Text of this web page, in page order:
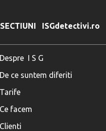
SECTIUNI ISGdetectivi.ro
Despre  I S G
De ce suntem diferiti
Tarife
Ce facem
Clienti